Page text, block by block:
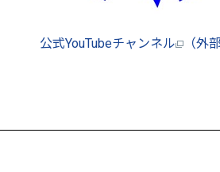
公式YouTubeチャンネル
（外